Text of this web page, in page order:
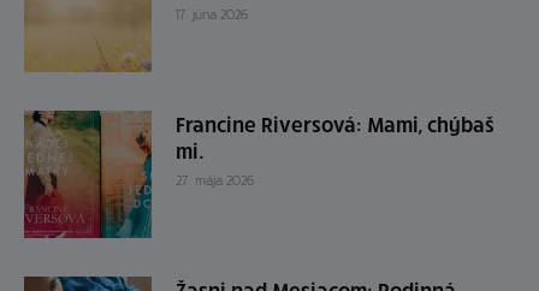
17. júna 2026
Francine Riversová: Mami, chýbaš
mi.
27. mája 2026